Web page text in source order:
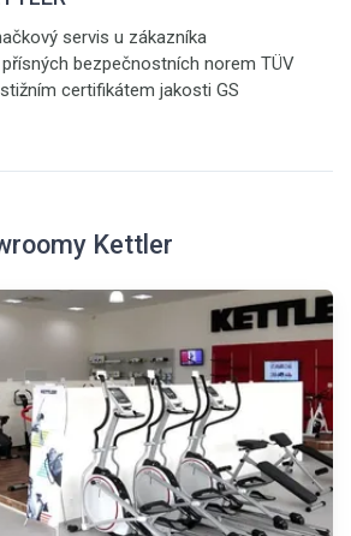
servis u zákazníka
bezpečnostních norem TÜV
certifikátem jakosti GS
Kettler